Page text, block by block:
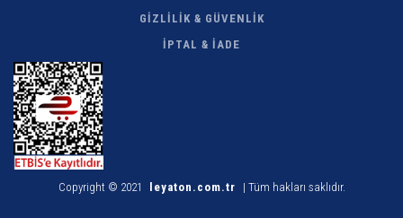
GİZLİLİK & GÜVENLİK
İPTAL & İADE
Copyright © 2021 leyaton.com.tr | Tüm hakları saklıdır.